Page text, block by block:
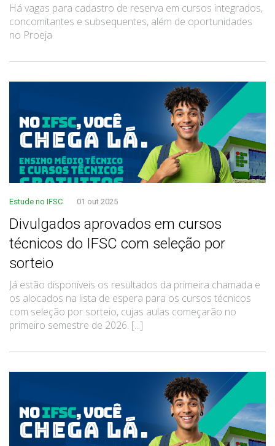
Há vagas para cadastro de reserva em cursos integrados,
concomitantes e subsequentes, além de oportunidades
no Proeja
Estude no IFSC 01 out 2025
Divulgados aprovados em cursos
técnicos do IFSC com seleção por
sorteio
Já estão disponíveis os resultados da primeira chamada e
os alocados na lista de espera para os cursos técnicos
com seleção por sorteio, cujas aulas começarão no
primeiro semestre de 2026. [...]